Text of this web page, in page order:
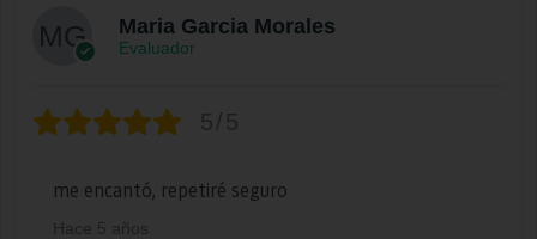
Maria Garcia Morales
Evaluador
5/5
me encantó, repetiré seguro
Hace 5 años